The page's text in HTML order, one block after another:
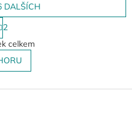
DALŠÍCH
2
celkem